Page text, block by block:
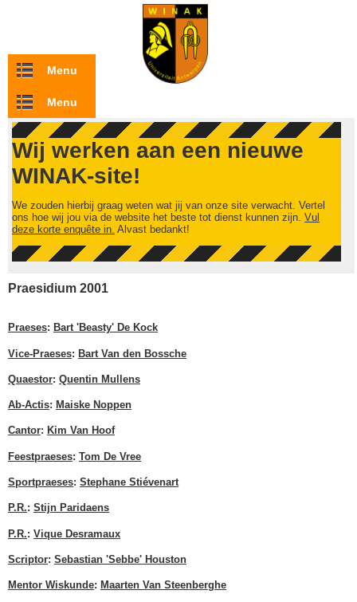
Overslaan en naar de inhoud gaan
Menu
Menu
Wij werken aan een nieuwe
WINAK-site!
We zouden hierbij graag weten wat jij van onze site verwacht. Vertel
ons hoe wij jou via de website het beste tot dienst kunnen zijn. Vul
deze korte enquête in. Alvast bedankt!
Praesidium 2001
Praeses: Bart 'Beasty' De Kock
Vice-Praeses: Bart Van den Bossche
Quaestor: Quentin Mullens
Ab-Actis: Maiske Noppen
Cantor: Kim Van Hoof
Feestpraeses: Tom De Vree
Sportpraeses: Stephane Stiévenart
P.R.: Stijn Paridaens
P.R.: Vique Desramaux
Scriptor: Sebastian 'Sebbe' Houston
Mentor Wiskunde: Maarten Van Steenberghe